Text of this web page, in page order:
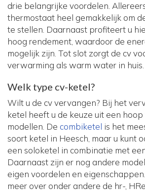
drie belangrijke voordelen.
thermostaat heel gemakkelijk om
te stellen. Daarnaast profiteert u
hoog rendement, waardoor de
mogelijk zijn. Tot slot zorgt de cv
verwarming als warm water in huis.
Welk type cv-ketel?
Wilt u de cv vervangen? Bij het
ketel heeft u de keuze uit een
modellen. De combiketel is het
soort ketel in Heesch, maar u kunt
een soloketel in combinatie met
Daarnaast zijn er nog andere
eigen voordelen en
meer over onder andere de hr-,